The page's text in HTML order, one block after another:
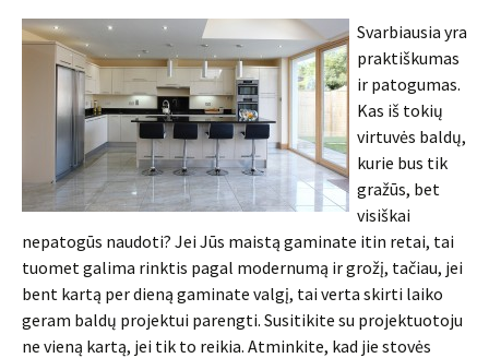
Svarbiausia yra
praktiškumas
ir patogumas.
Kas iš tokių
virtuvės baldų,
kurie bus tik
gražūs, bet
visiškai
nepatogūs naudoti? Jei Jūs maistą gaminate itin retai, tai
tuomet galima rinktis pagal modernumą ir grožį, tačiau, jei
bent kartą per dieną gaminate valgį, tai verta skirti laiko
geram baldų projektui parengti. Susitikite su projektuotoju
ne vieną kartą, jei tik to reikia. Atminkite, kad jie stovės